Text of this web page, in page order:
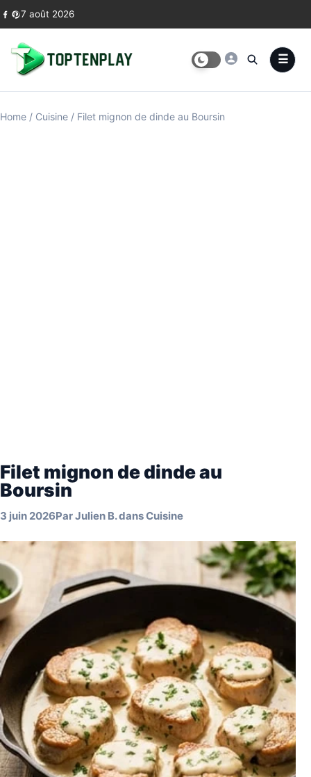
Skip to content
7 août 2026
Home / Cuisine / Filet mignon de dinde au Boursin
Filet mignon de dinde au
Boursin
3 juin 2026ParJulien B.dansCuisine